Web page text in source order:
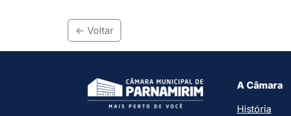
<- Voltar
A Câmara
História